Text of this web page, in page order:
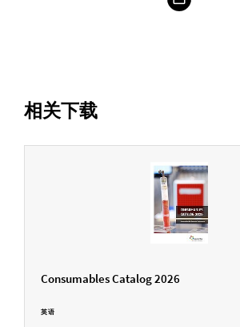
相关下载
Consumables Catalog 2026
英语